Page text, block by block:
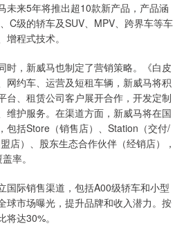
来5年将推出超10款新产品，产品涵
C级的轿车及SUV、MPV、跨界车等车
程式技术。
，新威马也制定了营销策略。《白皮
网约车、运营及短租车辆，新威马将积
台、租赁公司客户展开合作，开发定制
维护服务。在渠道方面，新威马将在国
包括Store（销售店）、Station（交付/
店）、股东生态合作伙伴（经销店），
率。
际销售渠道，包括A00级轿车和小型
球市场曝光，提升品牌和收入潜力。按
达30%。